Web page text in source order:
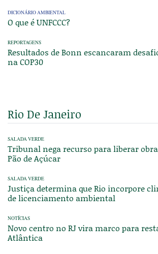
DICIONÁRIO AMBIENTAL
O que é UNFCCC?
REPORTAGENS
Resultados de Bonn escancaram
na COP30
Rio De Janeiro
SALADA VERDE
Tribunal nega recurso para liberar
Pão de Açúcar
SALADA VERDE
Justiça determina que Rio incorpore
de licenciamento ambiental
NOTÍCIAS
Novo centro no RJ vira marco para
Atlântica